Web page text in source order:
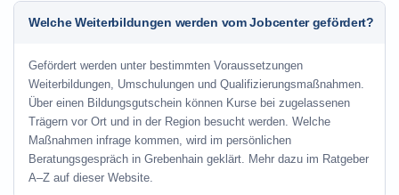
Welche Weiterbildungen werden vom Jobcenter gefördert?
Gefördert werden unter bestimmten Voraussetzungen
Weiterbildungen, Umschulungen und Qualifizierungsmaßnahmen.
Über einen Bildungsgutschein können Kurse bei zugelassenen
Trägern vor Ort und in der Region besucht werden. Welche
Maßnahmen infrage kommen, wird im persönlichen
Beratungsgespräch in Grebenhain geklärt. Mehr dazu im Ratgeber
A–Z auf dieser Website.